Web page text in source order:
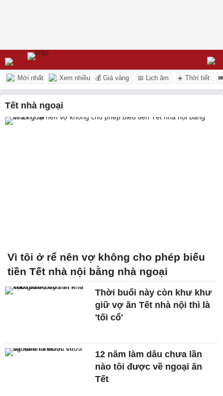
Mới nhất Xem nhiều 💰 Giá vàng 📅 Lịch âm ☀️ Thời tiết
Tết nhà ngoại
Vì tôi ở rể nên vợ không cho phép biếu
tiền Tết nhà nội bằng nhà ngoại
Thời buổi này còn khư khư
giữ vợ ăn Tết nhà nội thì là
'tối cổ'
12 năm làm dâu chưa lần
nào tôi được về ngoại ăn
Tết